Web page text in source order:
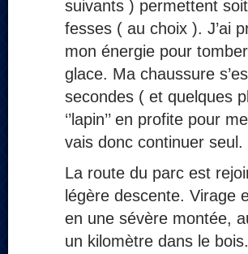
suivants ) permettent
fesses ( au choix ). J’ai
mon énergie pour
glace. Ma chaussure
secondes ( et quelques
‘’lapin’’ en profite pour
vais donc continuer
La route du parc est
légère descente. Virage
en une sévère montée,
un kilomètre dans le